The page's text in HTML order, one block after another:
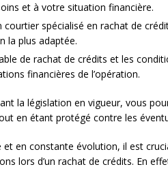
et à votre situation financière.
courtier spécialisé en rachat de
la plus adaptée.
de rachat de crédits et les
financières de l’opération.
la législation en vigueur, vous
en étant protégé contre les
en constante évolution, il est
lors d’un rachat de crédits. En